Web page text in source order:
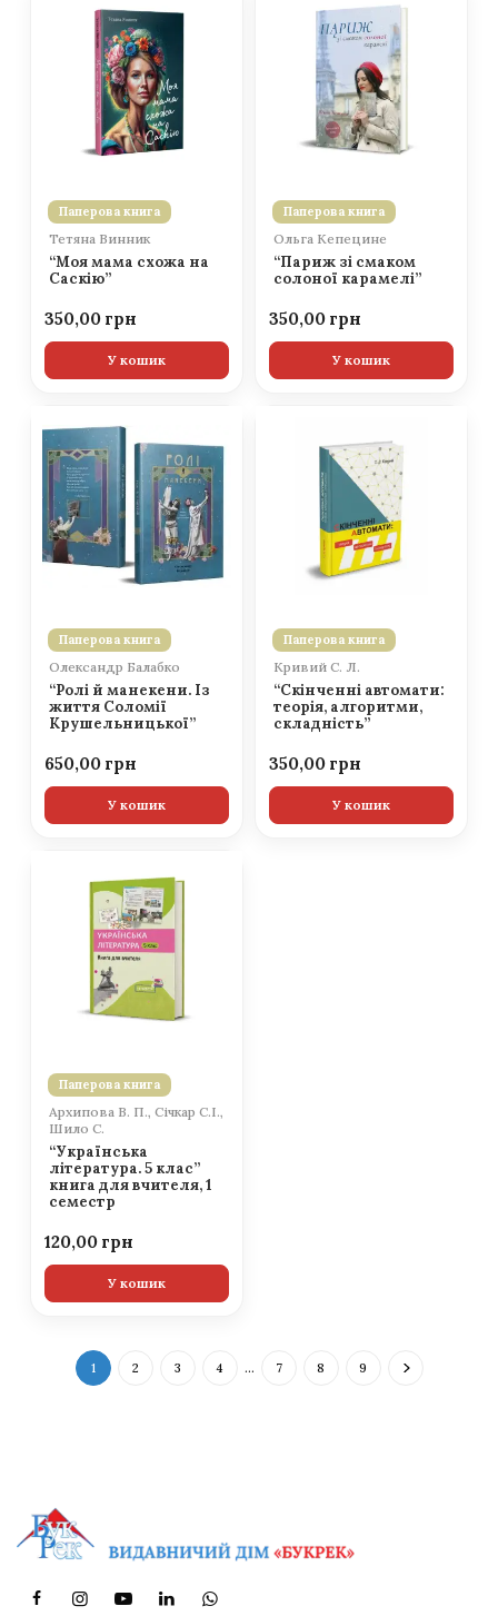
Паперова книга
Тетяна Винник
“Моя мама схожа на
Саскію”
350,00
У кошик
Паперова книга
Ольга Кепецине
“Париж зі смаком
солоної карамелі”
350,00
У кошик
Паперова книга
Олександр Балабко
“Ролі й манекени. Із
життя Соломії
Крушельницької”
650,00
У кошик
Паперова книга
Кривий С. Л.
“Скінченні автомати:
теорія, алгоритми,
складність”
350,00
У кошик
Паперова книга
Архипова В. П., Січкар С.І.,
Шило С.
“Українська
література. 5 клас”
книга для вчителя, 1
семестр
120,00
У кошик
1 2 3 4 … 7 8 9